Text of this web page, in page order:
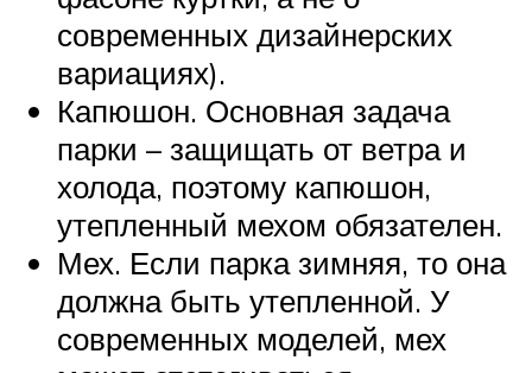
современных дизайнерских
вариациях).
Капюшон. Основная задача
парки – защищать от ветра и
холода, поэтому капюшон,
утепленный мехом обязателен.
Мех. Если парка зимняя, то она
должна быть утепленной. У
современных моделей, мех